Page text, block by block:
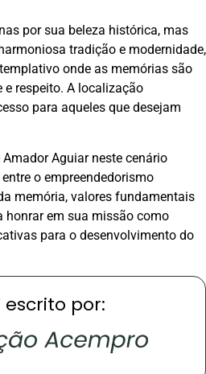
por sua beleza histórica, mas
tradição e modernidade,
onde as memórias são
e respeito. A localização
para aqueles que desejam
Aguiar neste cenário
o empreendedorismo
memória, valores fundamentais
honrar em sua missão como
para o desenvolvimento do
escrito por: